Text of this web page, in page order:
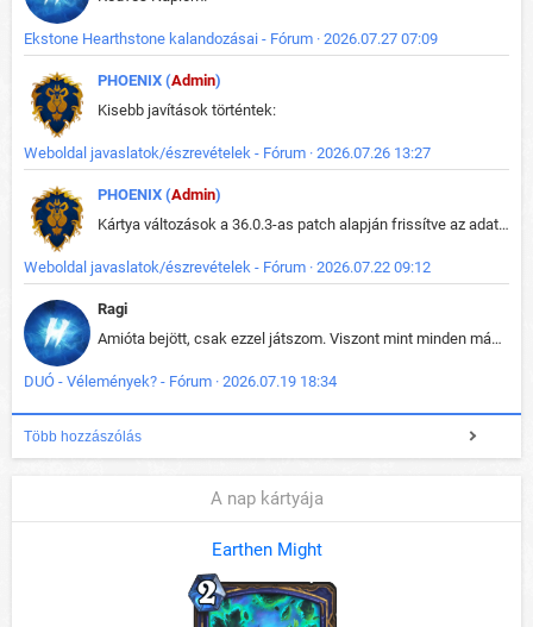
Ekstone Hearthstone kalandozásai - Fórum · 2026.07.27 07:09
PHOENIX (Admin)
Kisebb javítások történtek:
Weboldal javaslatok/észrevételek - Fórum · 2026.07.26 13:27
PHOENIX (Admin)
Kártya változások a 36.0.3-as patch alapján frissítve az adatbázisban (képek is cserélve).
Weboldal javaslatok/észrevételek - Fórum · 2026.07.22 09:12
Ragi
Amióta bejött, csak ezzel játszom. Viszont mint minden más - akár az alapjáték is, ez is baromira összetett lett. Néha már pár kör után is esélytelen az egész. Vagy irreállisan túltápol valaki, vagy lelép a partner, vagy csak hülye mint a segg. És amikor eljönne az én időm, na akkor jön el mindenki másé is. Engem jobban érdekelne, hogy ki milyen ratingen szokott játszani. Na ez lenne egy érdekes adat.
DUÓ - Vélemények? - Fórum · 2026.07.19 18:34
Több hozzászólás
A nap kártyája
Earthen Might